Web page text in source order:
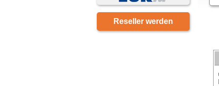
Reseller werden